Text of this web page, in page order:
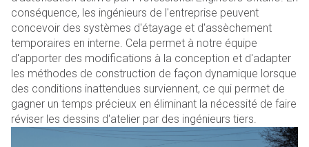
conséquence, les ingénieurs de l'entreprise peuvent
concevoir des systèmes d'étayage et d'assèchement
temporaires en interne. Cela permet à notre équipe
d'apporter des modifications à la conception et d'adapter
les méthodes de construction de façon dynamique lorsque
des conditions inattendues surviennent, ce qui permet de
gagner un temps précieux en éliminant la nécessité de faire
réviser les dessins d'atelier par des ingénieurs tiers.